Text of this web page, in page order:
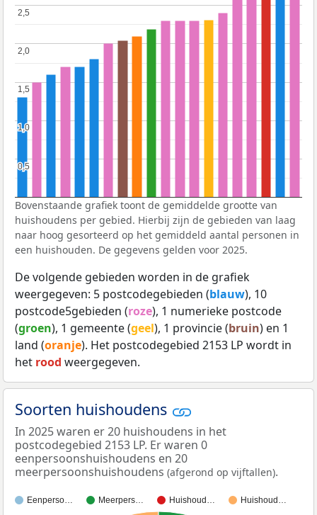
0,5
0,5
1,0
1,0
1,5
1,5
2,0
2,0
2,5
2,5
Bovenstaande grafiek toont de gemiddelde grootte van
huishoudens per gebied. Hierbij zijn de gebieden van laag
naar hoog gesorteerd op het gemiddeld aantal personen in
een huishouden. De gegevens gelden voor 2025.
De volgende gebieden worden in de grafiek
weergegeven: 5 postcodegebieden (blauw), 10
postcode5gebieden (roze), 1 numerieke postcode
(groen), 1 gemeente (geel), 1 provincie (bruin) en 1
land (oranje). Het postcodegebied 2153 LP wordt in
het rood weergegeven.
Soorten huishoudens
In 2025 waren er 20 huishoudens in het
postcodegebied 2153 LP. Er waren 0
eenpersoonshuishoudens en 20
meerpersoonshuishoudens (afgerond op vijftallen).
Eenperso… Meerpers… Huishoud… Huishoud…